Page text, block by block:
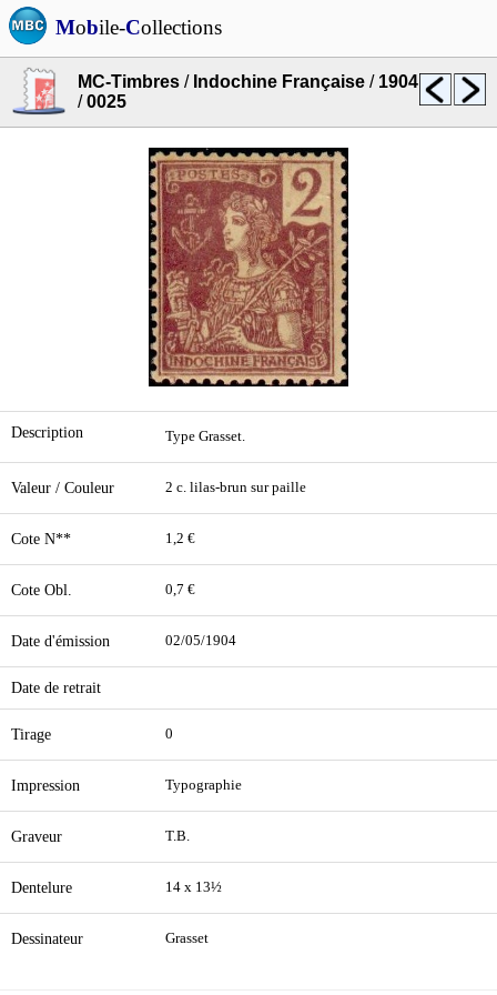
Mobile-Collections
MC-Timbres / Indochine Française / 1904
/0025
Description Type Grasset.
Valeur / Couleur 2 c. lilas-brun sur paille
Cote N** 1,2 €
Cote Obl. 0,7 €
Date d'émission 02/05/1904
Date de retrait
Tirage 0
Impression Typographie
Graveur T.B.
Dentelure 14 x 13½
Dessinateur Grasset